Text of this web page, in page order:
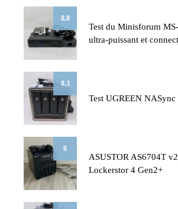
8.8
Test du Minisforum
ultra-puissant et
8.3
Test UGREEN
8
ASUSTOR AS6704T
Lockerstor 4 Gen2+